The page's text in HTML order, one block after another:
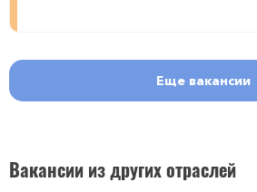
Еще вакансии
Вакансии из других отраслей